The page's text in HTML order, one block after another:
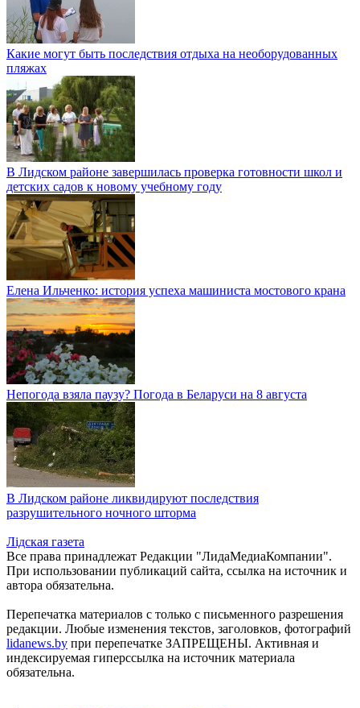
Какие могут быть последствия отдыха на необорудованных
пляжах
В Лидском районе завершилась проверка готовности школ и
детских садов к новому учебному году
Елена Ильченко: история успеха машиниста мостового крана
Непогода взяла паузу? Погода в Беларуси на 8 августа
В Лидском районе ликвидируют последствия
разрушительного ночного шторма
Лiдская газета
Все права принадлежат Редакции "ЛидаМедиаКомпании".
При использовании публикаций сайта, ссылка на источник и
автора обязательна.
Перепечатка материалов c только с письменного разрешения
редакции. Любые изменения текстов, заголовков, фотографий
lidanews.by при перепечатке ЗАПРЕЩЕНЫ. Активная и
индексируемая гиперссылка на источник материала
обязательна.